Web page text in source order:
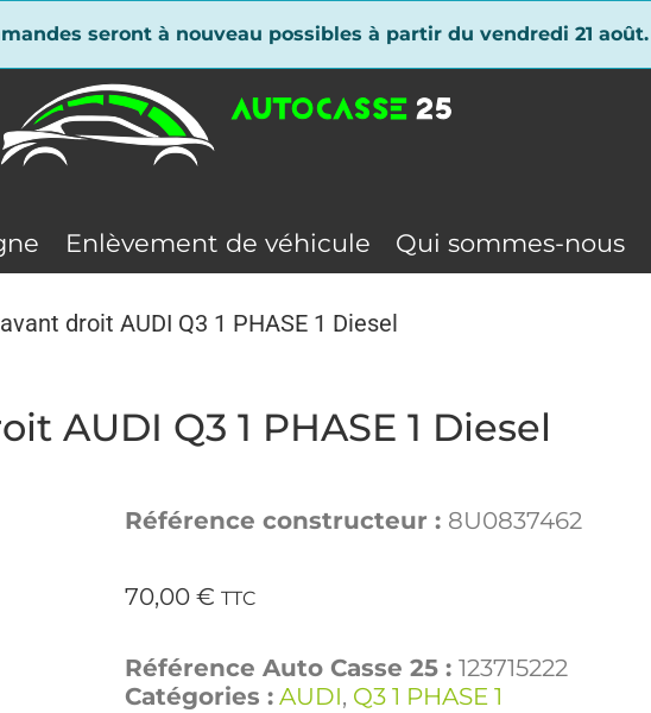
seront à nouveau possibles à partir du vendredi 21 août.
Enlèvement de véhicule Qui sommes-nous
droit AUDI Q3 1 PHASE 1 Diesel
AUDI Q3 1 PHASE 1 Diesel
Référence constructeur : 8U0837462
70,00 € TTC
Référence Auto Casse 25 : 123715222
Catégories : AUDI, Q3 1 PHASE 1